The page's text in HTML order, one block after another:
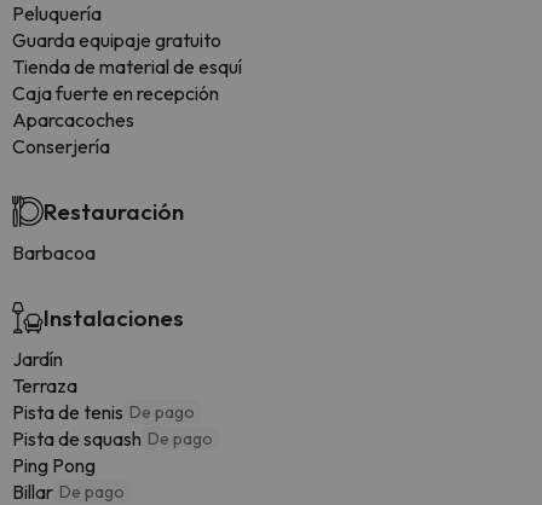
Peluquería
Guarda equipaje gratuito
Tienda de material de esquí
Caja fuerte en recepción
Aparcacoches
Conserjería
Restauración
Barbacoa
Instalaciones
Jardín
Terraza
Pista de tenis De pago
Pista de squash De pago
Ping Pong
Billar De pago